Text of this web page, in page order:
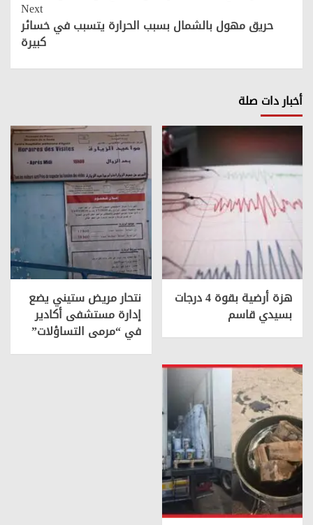
Next
حريق مهول بالشمال بسبب الحرارة يتسبب في خسائر
كبيرة
أخبار دات صلة
هزة أرضية بقوة 4 درجات
بسيدي قاسم
نتحار مريض ستيني يضع
إدارة مستشفى أكادير
في “مرمى التساؤلات”